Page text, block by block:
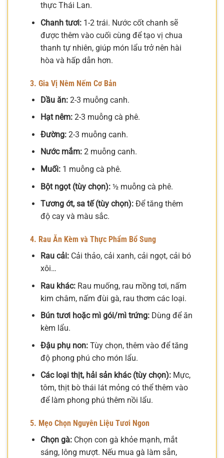
thực Thái Lan.
Chanh tươi:1-2 trái. Nước cốt chanh sẽ
được thêm vào cuối cùng để tạo vị chua
thanh tự nhiên, giúp món lẩu trở nên hài
hòa và hấp dẫn hơn.
3. Gia Vị Nêm Nếm Cơ Bản
Dầu ăn:2-3 muỗng canh.
Hạt nêm:2-3 muỗng cà phê.
Đường:2-3 muỗng canh.
Nước mắm:2 muỗng canh.
Muối:1 muỗng cà phê.
Bột ngọt (tùy chọn):½ muỗng cà phê.
Tương ớt, sa tế (tùy chọn):Để tăng thêm
độ cay và màu sắc.
4. Rau Ăn Kèm và Thực Phẩm Bổ Sung
Rau cải:Cải thảo, cải xanh, cải ngọt, cải bó
xôi…
Rau khác:Rau muống, rau mồng tơi, nấm
kim châm, nấm đùi gà, rau thơm các loại.
Bún tươi hoặc mì gói/mì trứng:Dùng để ăn
kèm lẩu.
Đậu phụ non:Tùy chọn, thêm vào để tăng
độ phong phú cho món lẩu.
Các loại thịt, hải sản khác (tùy chọn):Mực,
tôm, thịt bò thái lát mỏng có thể thêm vào
để làm phong phú thêm nồi lẩu.
5. Mẹo Chọn Nguyên Liệu Tươi Ngon
Chọn gà:Chọn con gà khỏe mạnh, mắt
sáng, lông mượt. Nếu mua gà làm sẵn,